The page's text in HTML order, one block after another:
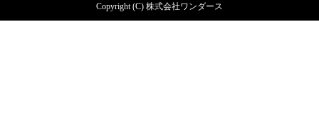
Copyright (C) 株式会社ワンダース